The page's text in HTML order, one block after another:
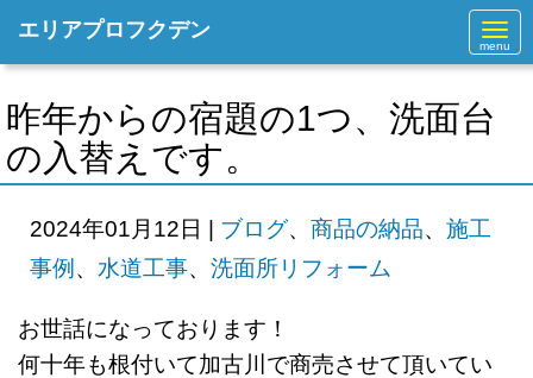
N
a
v
o
エリアプロフクデン
昨年からの宿題の1つ、洗面台
の入替えです。
2024年01月12日 | ブログ、 商品の納品、 施工
事例、 水道工事、 洗面所リフォーム
お世話になっております！
何十年も根付いて加古川で商売させて頂いてい